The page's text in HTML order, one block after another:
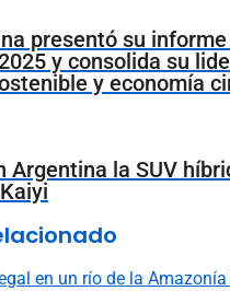
presentó su informe
y consolida su
y economía
Argentina la SUV